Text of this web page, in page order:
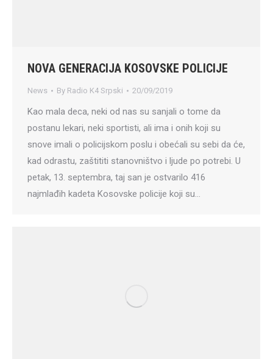
NOVA GENERACIJA KOSOVSKE POLICIJE
News By Radio K4 Srpski 20/09/2019
Kao mala deca, neki od nas su sanjali o tome da
postanu lekari, neki sportisti, ali ima i onih koji su
snove imali o policijskom poslu i obećali su sebi da će,
kad odrastu, zaštititi stanovništvo i ljude po potrebi. U
petak, 13. septembra, taj san je ostvarilo 416
najmlađih kadeta Kosovske policije koji su…